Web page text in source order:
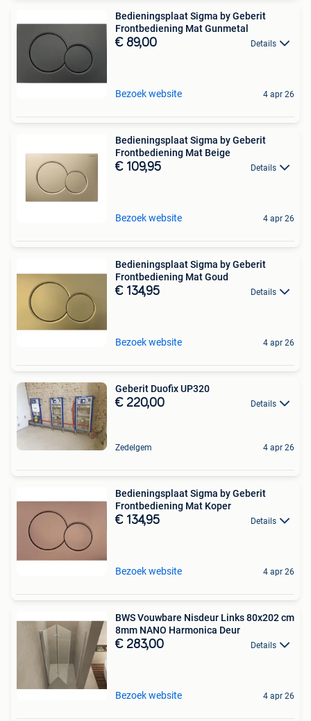
Bedieningsplaat Sigma by Geberit
Frontbediening Mat Gunmetal
€ 89,00 Details
Bezoek website 4 apr 26
Bedieningsplaat Sigma by Geberit
Frontbediening Mat Beige
€ 109,95 Details
Bezoek website 4 apr 26
Bedieningsplaat Sigma by Geberit
Frontbediening Mat Goud
€ 134,95 Details
Bezoek website 4 apr 26
Geberit Duofix UP320
€ 220,00 Details
Zedelgem 4 apr 26
Bedieningsplaat Sigma by Geberit
Frontbediening Mat Koper
€ 134,95 Details
Bezoek website 4 apr 26
BWS Vouwbare Nisdeur Links 80x202 cm
8mm NANO Harmonica Deur
€ 283,00 Details
Bezoek website 4 apr 26